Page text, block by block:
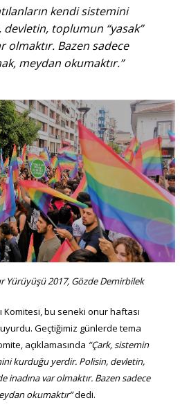
kendi sistemini
toplumun “yasak”
olmaktır. Bazen sadece
meydan okumaktır.”
Yürüyüşü 2017, Gözde Demirbilek
Komitesi, bu seneki onur haftası
Geçtiğimiz günlerde tema
açıklamasında “Çark, sistemin
kurduğu yerdir. Polisin, devletin,
inadına var olmaktır. Bazen sadece
okumaktır”dedi.